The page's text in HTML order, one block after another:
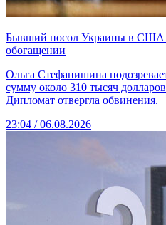
Бывший посол Украины в США
обогащении
Ольга Стефанишина
сумму около 310 тысяч
Дипломат отвергла обвинения.
23:04 / 06.08.2026